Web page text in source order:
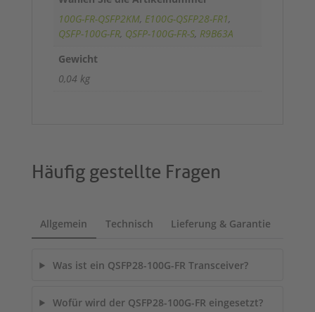
100G-FR-QSFP2KM, E100G-QSFP28-FR1,
QSFP-100G-FR, QSFP-100G-FR-S, R9B63A
Gewicht
0,04 kg
Häufig gestellte Fragen
Allgemein Technisch Lieferung & Garantie
Was ist ein QSFP28-100G-FR Transceiver?
Wofür wird der QSFP28-100G-FR eingesetzt?